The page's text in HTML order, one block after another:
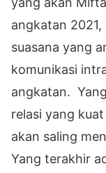
angkatan
suasana yang
komunikasi
angkatan.
relasi yang
akan saling
Yang terakhir